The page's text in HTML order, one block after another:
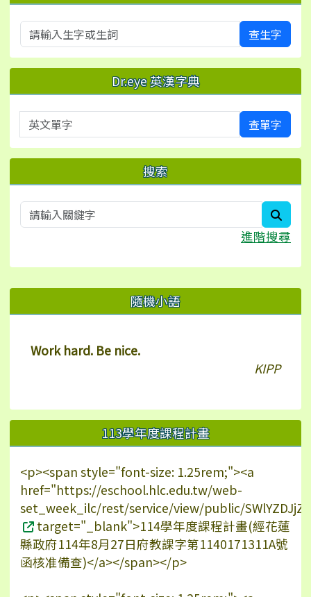
查生字
Dr.eye 英漢字典
英文單字 查單字
搜索
進階搜尋
右邊區域內容 隨機小語
Work hard. Be nice.
KIPP
113學年度課程計畫
<p><span style="font-size: 1.25rem;"><a
href="https://eschool.hlc.edu.tw/web-
set_week_ilc/rest/service/view/public/
target="_blank">114學年度課程計畫(經花蓮
縣政府114年8月27日府教課字第1140171311A號
函核准備查)</a></span></p>